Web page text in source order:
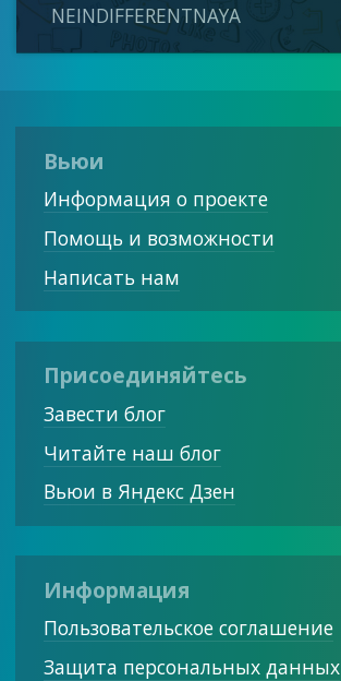
NEINDIFFERENTNAYA
Вьюи
Информация о проекте
Помощь и возможности
Написать нам
Присоединяйтесь
Завести блог
Читайте наш блог
Вьюи в Яндекс Дзен
Информация
Пользовательское соглашение
Защита персональных данных